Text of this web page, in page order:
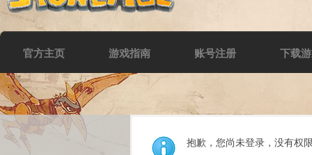
官方主页 游戏指南 账号注册 下载
抱歉，您尚未登录，没有权